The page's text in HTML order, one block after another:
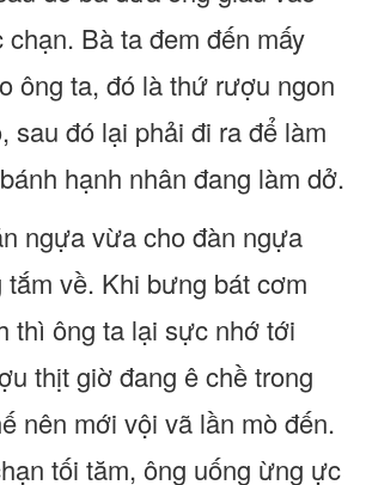
chạn. Bà ta đem đến mấy
ông ta, đó là thứ rượu ngon
sau đó lại phải đi ra để làm
hạnh nhân đang làm dở.
ngựa vừa cho đàn ngựa
tắm về. Khi bưng bát cơm
thì ông ta lại sực nhớ tới
thịt giờ đang ê chề trong
nên mới vội vã lần mò đến.
tối tăm, ông uống ừng ực